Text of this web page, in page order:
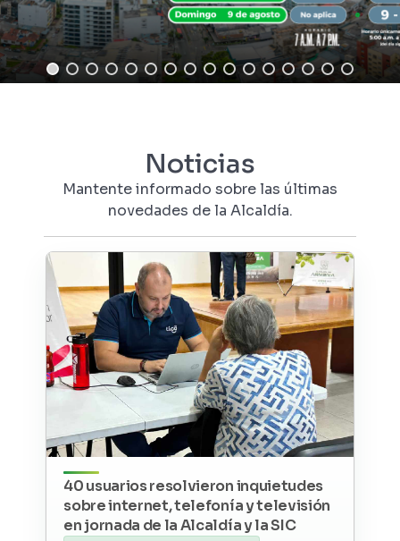
Noticias
Mantente informado sobre las últimas
novedades de la Alcaldía.
40 usuarios resolvieron inquietudes
sobre internet, telefonía y televisión
en jornada de la Alcaldía y la SIC